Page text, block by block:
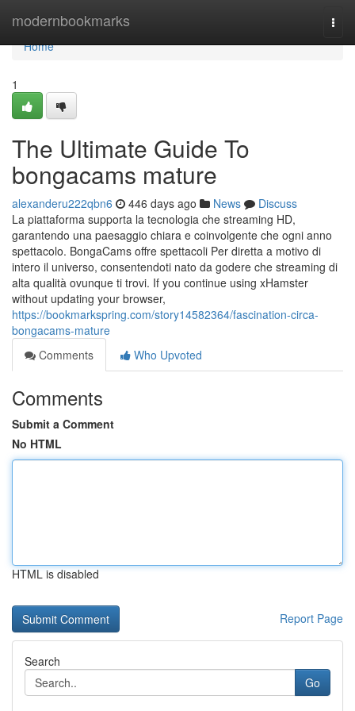
modernbookmarks
Home
Home
1
The Ultimate Guide To
bongacams mature
alexanderu222qbn6 446 days ago News
Discuss
La piattaforma supporta la tecnologia che streaming HD,
garantendo una paesaggio chiara e coinvolgente che ogni anno
spettacolo. BongaCams offre spettacoli Per diretta a motivo di
intero il universo, consentendoti nato da godere che streaming di
alta qualità ovunque ti trovi. If you continue using xHamster
without updating your browser,
https://bookmarkspring.com/story14582364/fascination-circa-
bongacams-mature
Comments
Who Upvoted
Comments
Submit a Comment
No HTML
HTML is disabled
Report Page
Search
Go